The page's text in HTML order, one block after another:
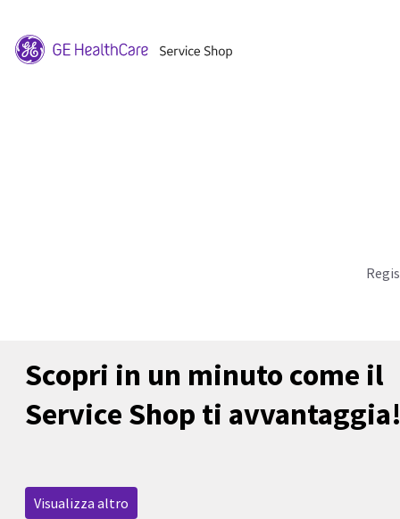
Scopri in un minuto come il
Service Shop ti
Visualizza altro